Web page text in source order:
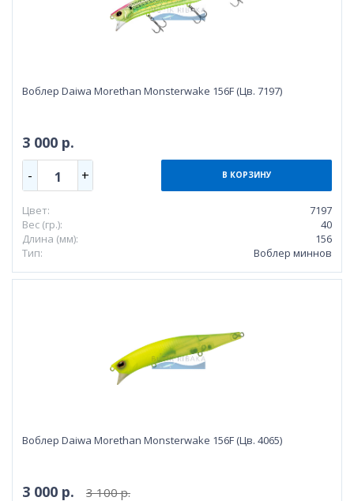
Воблер Daiwa Morethan Monsterwake 156F (Цв. 7197)
3 000 р.
- 1 + В КОРЗИНУ
Цвет:
7197
Вес (гр.):
40
Длина (мм):
156
Тип:
Воблер миннов
Воблер Daiwa Morethan Monsterwake 156F (Цв. 4065)
3 000 р. 3 100 р.